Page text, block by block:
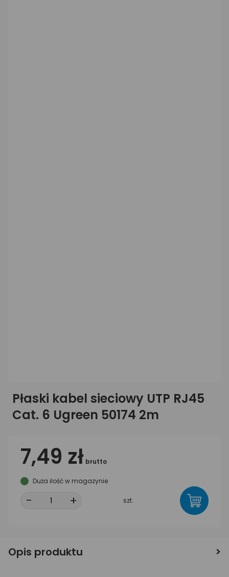
Płaski kabel sieciowy UTP RJ45
Cat. 6 Ugreen 50174 2m
7,49 zł brutto
Duża ilość w magazynie
- + szt.
Opis produktu